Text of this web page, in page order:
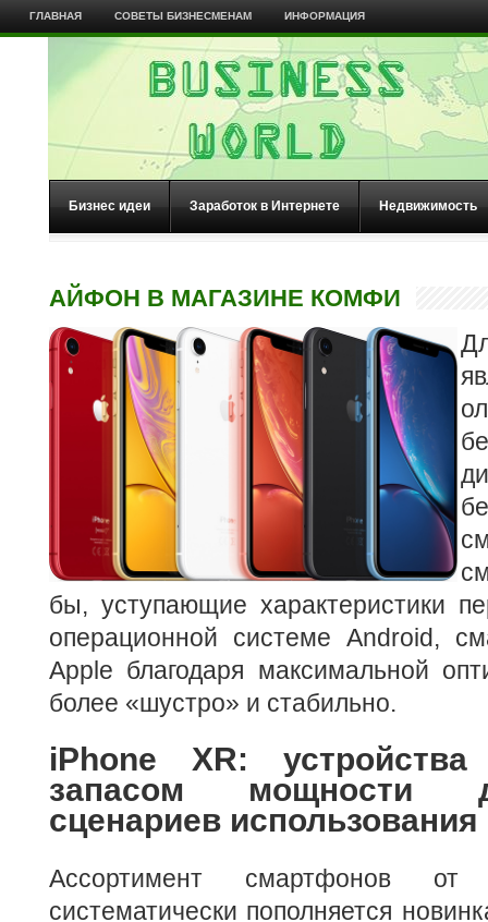
ГЛАВНАЯ СОВЕТЫ БИЗНЕСМЕНАМ ИНФОРМАЦИЯ
Бизнес идеи Заработок в Интернете Недвижимость
АЙФОН В МАГАЗИНЕ КОМФИ
бы, уступающие характеристики
операционной системе Android,
Apple благодаря максимальной
более «шустро» и стабильно.
iPhone XR:
запасом мощности
сценариев
Ассортимент смартфонов от
систематически пополняется